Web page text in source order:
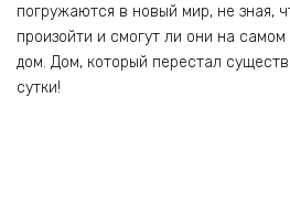
погружаются в новый мир, не зная,
произойти и смогут ли они на самом
дом. Дом, который перестал
сутки!